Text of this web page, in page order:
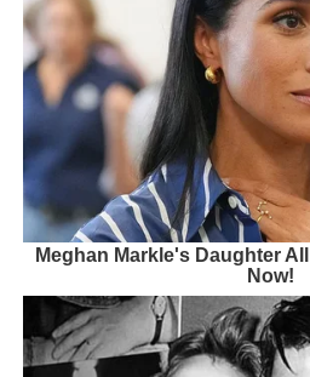
Meghan Markle's Daughter
Now!